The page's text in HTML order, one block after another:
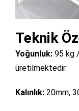
Teknik
Yoğunluk: 95 kg
üretilmektedir.
Kalınlık: 20mm,